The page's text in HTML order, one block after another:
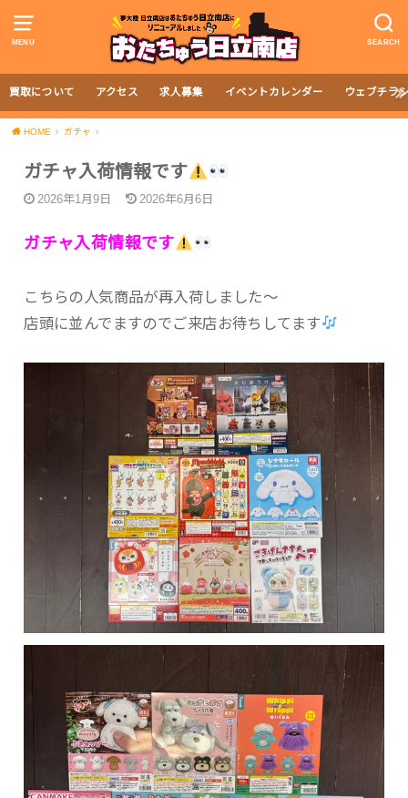
MENU SEARCH
買取について アクセス 求人募集 イベントカレンダー ウェブチラ
HOME ガチャ
ガチャ入荷情報です
2026年1月9日 2026年6月6日
ガチャ入荷情報です
こちらの人気商品が再入荷しました〜
店頭に並んでますのでご来店お待ちしてます